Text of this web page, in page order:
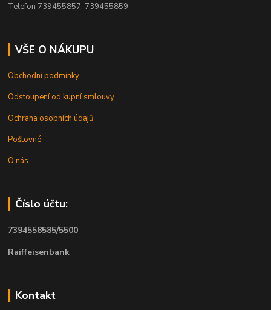
Telefon 739455857, 739455859
VŠE O NÁKUPU
Obchodní podmínky
Odstoupení od kupní smlouvy
Ochrana osobních údajů
Poštovné
O nás
Číslo účtu:
7394558585/5500
Raiffeisenbank
Kontakt